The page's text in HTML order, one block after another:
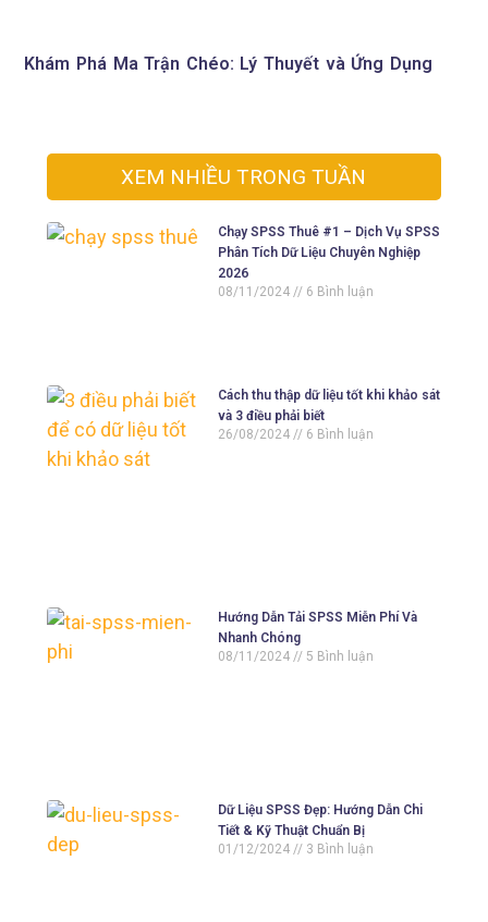
Khám Phá Ma Trận Chéo: Lý Thuyết và Ứng Dụng
XEM NHIỀU TRONG TUẦN
Chạy SPSS Thuê #1 – Dịch Vụ SPSS
Phân Tích Dữ Liệu Chuyên Nghiệp
2026
08/11/2024
6 Bình luận
Cách thu thập dữ liệu tốt khi khảo sát
và 3 điều phải biết
26/08/2024
6 Bình luận
Hướng Dẫn Tải SPSS Miễn Phí Và
Nhanh Chóng
08/11/2024
5 Bình luận
Dữ Liệu SPSS Đẹp: Hướng Dẫn Chi
Tiết & Kỹ Thuật Chuẩn Bị
01/12/2024
3 Bình luận